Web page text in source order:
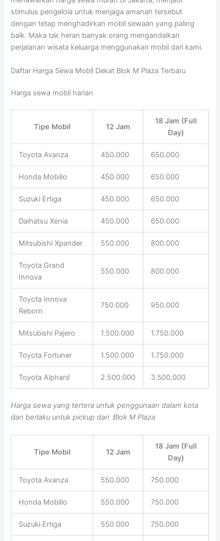
stimulus pengelola untuk menjaga amanah tersebut
dengan tetap menghadirkan mobil sewaan yang paling
baik. Maka tak heran banyak orang mengandalkan
perjalanan wisata keluarga menggunakan mobil dari kami.
Daftar Harga Sewa Mobil Dekat Blok M Plaza Terbaru
Harga sewa mobil harian
Tipe Mobil 12 Jam
18 Jam (Full
Day)
Toyota Avanza 450.000 650.000
Honda Mobilio 450.000 650.000
Suzuki Ertiga 450.000 650.000
Daihatsu Xenia 450.000 650.000
Mitsubishi Xpander 550.000 800.000
Toyota Grand
Innova
550.000 800.000
Toyota Innova
Reborn
750.000 950.000
Mitsubishi Pajero 1.500.000 1.750.000
Toyota Fortuner 1.500.000 1.750.000
Toyota Alphard 2.500.000 3.500.000
Harga sewa yang tertera untuk penggunaan dalam kota
dan berlaku untuk pickup dari Blok M Plaza
Tipe Mobil 12 Jam
18 Jam (Full
Day)
Toyota Avanza 550.000 750.000
Honda Mobilio 550.000 750.000
Suzuki Ertiga 550.000 750.000